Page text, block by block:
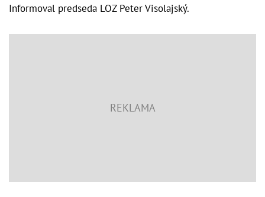
Informoval predseda LOZ Peter Visolajský.